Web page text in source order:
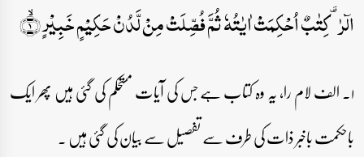
الٓرٰ ۟ کِتٰبٌ اُحۡکِمَتۡ اٰیٰتُہٗ ثُمَّ فُصِّلَتۡ مِنۡ لَّدُنۡ حَکِیۡمٍ خَبِیۡرٍ ۙ﴿۱﴾
۱۔ الف لام را، یہ وہ کتاب ہے جس کی آیات مستحکم کی گئی ہیں پھر ایک
باحکمت باخبر ذات کی طرف سے تفصیل سے بیان کی گئی ہیں ۔